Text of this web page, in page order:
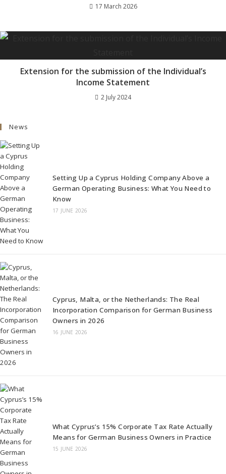
17 March 2026
Extension for the submission of the Individual’s
Income Statement
2 July 2024
News
Setting Up a Cyprus Holding Company Above a
German Operating Business: What You Need to
Know
17 JUNE 2026
Cyprus, Malta, or the Netherlands: The Real
Incorporation Comparison for German Business
Owners in 2026
16 JUNE 2026
What Cyprus’s 15% Corporate Tax Rate Actually
Means for German Business Owners in Practice
15 JUNE 2026